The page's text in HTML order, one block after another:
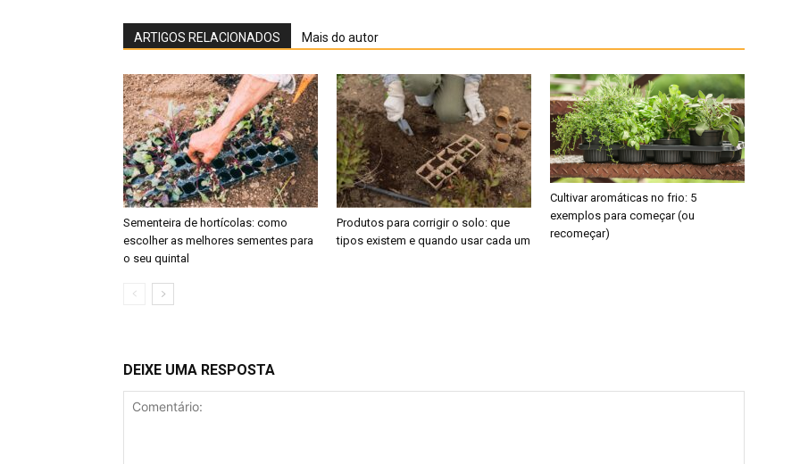
ARTIGOS RELACIONADOS Mais do autor
Sementeira de hortícolas: como
escolher as melhores sementes para
o seu quintal
Produtos para corrigir o solo: que
tipos existem e quando usar cada um
Cultivar aromáticas no frio: 5
exemplos para começar (ou
recomeçar)
DEIXE UMA RESPOSTA